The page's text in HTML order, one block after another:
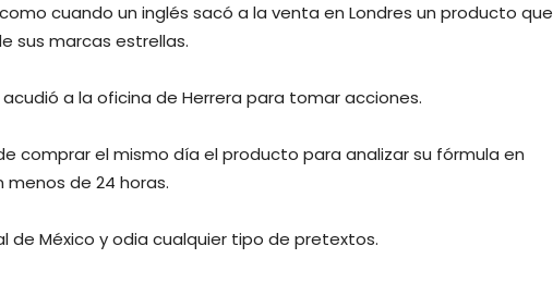
cuando un inglés sacó a la venta en Londres un producto que
sus marcas estrellas.
a la oficina de Herrera para tomar acciones.
comprar el mismo día el producto para analizar su fórmula en
de 24 horas.
de México y odia cualquier tipo de pretextos.